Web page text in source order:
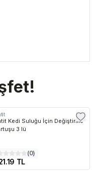
Kedi Suluğu İçin Değiştirme
3 lü
(0)
TL